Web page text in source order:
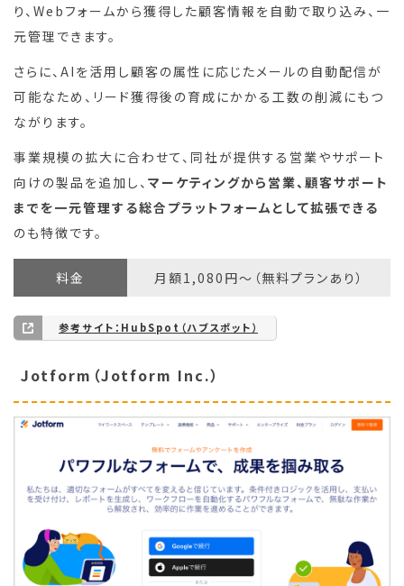
り、Webフォームから獲得した顧客情報を自動で取り込み、一
元管理できます。
さらに、AIを活用し顧客の属性に応じたメールの自動配信が
可能なため、リード獲得後の育成にかかる工数の削減にもつ
ながります。
事業規模の拡大に合わせて、同社が提供する営業やサポート
向けの製品を追加し、 マーケティングから営業、顧客サポート
までを一元管理する総合プラットフォームとして拡張できる
のも特徴です。
料金 月額1,080円〜（無料プランあり）
参考サイト：HubSpot（ハブスポット）
Jotform（Jotform Inc.）